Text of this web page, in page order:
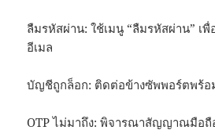
ลืมรหัสผ่าน: ใช้เมนู “ลืมรหัสผ่าน” เพื่
อีเมล
บัญชีถูกล็อก: ติดต่อข้างซัพพอร์ตพร้อ
OTP ไม่มาถึง: พิจารณาสัญญาณมือถื